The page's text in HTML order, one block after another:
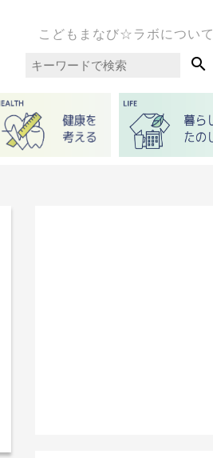
こどもまなび☆ラボについて
